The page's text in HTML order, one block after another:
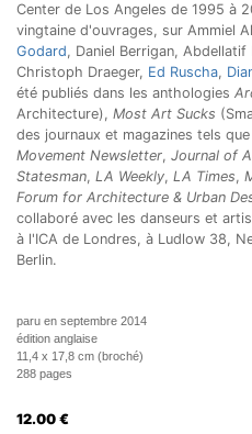
Center de Los Angeles de 1995 à
vingtaine d'ouvrages, sur Ammiel
Godard, Daniel Berrigan,
Christoph Draeger, Ed Ruscha,
été publiés dans les anthologies
Architecture), Most Art Sucks
des journaux et magazines tels que
Movement Newsletter, Journal of
Statesman, LA Weekly, LA Times,
Forum for Architecture & Urban
collaboré avec les danseurs et
à l'ICA de Londres, à Ludlow 38,
Berlin.
paru en septembre 2014
édition anglaise
11,4 x 17,8 cm (broché)
288 pages
12.00 €